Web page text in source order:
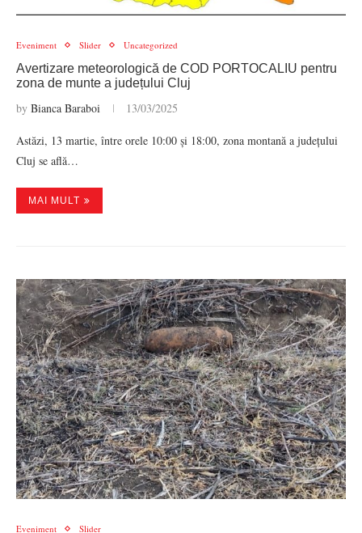
Eveniment Slider Uncategorized
Avertizare meteorologică de COD PORTOCALIU pentru
zona de munte a județului Cluj
by Bianca Baraboi 13/03/2025
Astăzi, 13 martie, între orele 10:00 și 18:00, zona montană a județului
Cluj se află…
MAI MULT
Eveniment Slider